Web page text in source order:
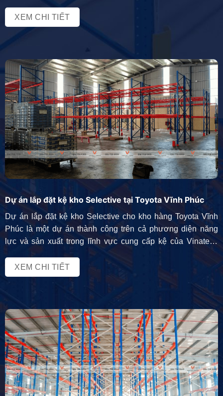
giải quyết được bài toán tổ chức, sắp xếp, lưu trữ tài liệu
khoa học […]
XEM CHI TIẾT
Dự án lắp đặt kệ kho Selective tại Toyota Vĩnh Phúc
Dự án lắp đặt kệ kho Selective cho kho hàng Toyota Vĩnh
Phúc là một dự án thành công trên cả phương diện năng
lực và sản xuất trong lĩnh vực cung cấp kệ của Vinatech
trong lĩnh vực sản xuất và phân […]
XEM CHI TIẾT